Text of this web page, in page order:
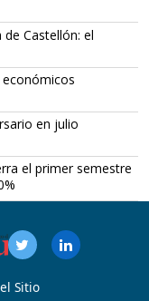
Castellón: el
en julio
el primer semestre
Sitio